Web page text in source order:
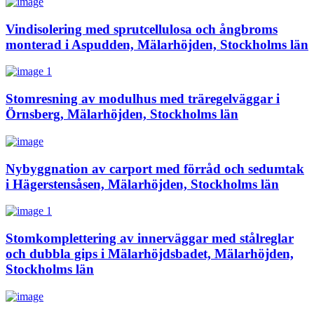
Vindisolering med sprutcellulosa och ångbroms
monterad i Aspudden, Mälarhöjden, Stockholms län
Stomresning av modulhus med träregelväggar i
Örnsberg, Mälarhöjden, Stockholms län
Nybyggnation av carport med förråd och sedumtak
i Hägerstensåsen, Mälarhöjden, Stockholms län
Stomkomplettering av innerväggar med stålreglar
och dubbla gips i Mälarhöjdsbadet, Mälarhöjden,
Stockholms län